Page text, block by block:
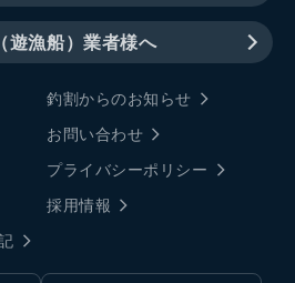
遊漁船）業者様へ
釣割からのお知らせ
お問い合わせ
プライバシーポリシー
採用情報